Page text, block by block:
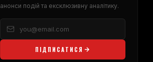
анонси подій та ексклюзивну аналітику.
ПІДПИСАТИСЯ